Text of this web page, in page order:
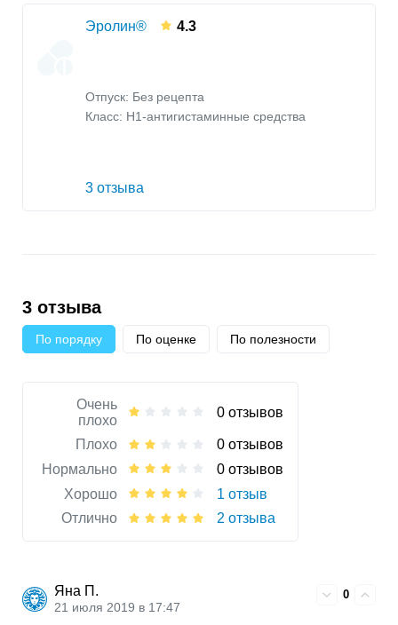
Эролин® 4.3
Отпуск: Без рецепта
Класс: H1-антигистаминные средства
3 отзыва
3 отзыва
По порядку По оценке По полезности
Очень
плохо
0 отзывов
Плохо
0 отзывов
Нормально
0 отзывов
Хорошо
1 отзыв
Отлично
2 отзыва
Яна П.
21 июля 2019 в 17:47
0